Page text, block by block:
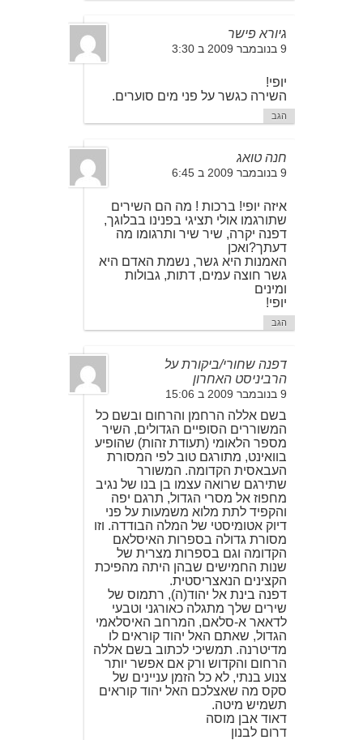
גיורא פישר
9 בנובמבר 2009 ב 3:30
יופי!
השירה כגשר על פני מים סוערים.
הגב
חנה טואג
9 בנובמבר 2009 ב 6:45
איזה יופי! ברכות ! מה הם השירים
שתורגמו אולי תציגי בפנינו בבלוגך,
דפנה יקרה, שיר שיר ותרגומו מה
דעתך?ואכן
האמנות היא גשר, נשמת האדם היא
גשר חוצה עמים, דתות, גבולות
ומינים
יופי!
הגב
דפנה שחורי/ביקורת על
הרביניסט האחרון
9 בנובמבר 2009 ב 15:06
בשם אללה הרחמן והרחום ובשם כל
המשוררים הסופיים הגדולים, השיר
מספר הלאומי (תעודת זהות) שהופיע
בוואינט, מתורגם טוב לפי המסורת
העבאסית הקדומה. המשורר
שתירגם שרואה עצמו בן בנו של נגיב
מחפוז אל מסרי הגדול, תרגם יפה
והקפיד לתת מלוא משמעות על פני
דיוק אטומיסטי של המלה הבודדה. וזו
מסורת גדולה בספרות האיסלאם
הקדומה וגם בספרות מצרית של
שנות החמישים שבהן היתה מהפיכת
הקצינים הנאצריסטית.
דפנה בינת אל יהוד(ה), רתמוס של
שירים שלך מתגלה כאורגני וטבעי
לדאאר א-סלאם, המרחב האיסלאמי
הגדול, שאתם האל יהוד קוראים לו
מדיטרנה. תמשיכי לכתוב בשם אללה
הרחום והקדוש ורק אם אפשר יותר
צנוע בנתי, לא כל הזמן עניינים של
סקס מה שאצלכם האל יהוד קוראים
תשמיש מיטה.
דאוד אבן מוסה
דרום לבנון